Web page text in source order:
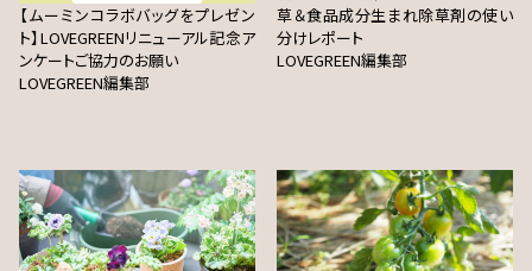
【ムーミンコラボバッグをプレゼン
ト】LOVEGREENリニューアル記念ア
ンケートご協力のお願い
LOVEGREEN編集部
草＆食品成分生まれ除草剤の使い
分けレポート
LOVEGREEN編集部